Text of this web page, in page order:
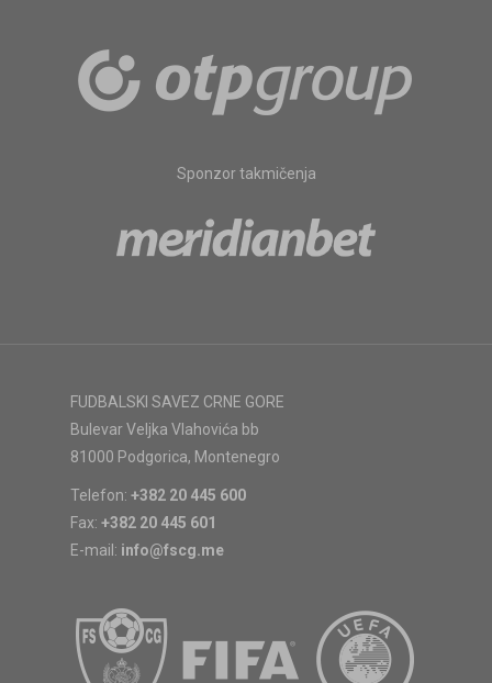
Sponzor takmičenja
FUDBALSKI SAVEZ CRNE GORE
Bulevar Veljka Vlahovića bb
81000 Podgorica, Montenegro
Telefon: +382 20 445 600
Fax: +382 20 445 601
E-mail: info@fscg.me